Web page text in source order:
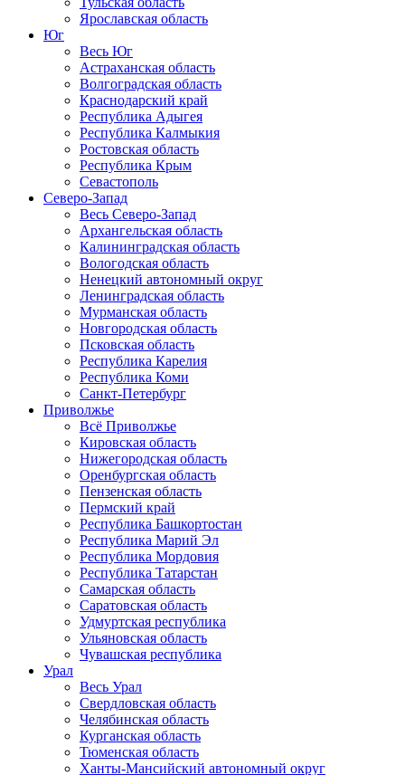
Ярославская область
Юг
Весь Юг
Астраханская область
Волгоградская область
Краснодарский край
Республика Адыгея
Республика Калмыкия
Ростовская область
Республика Крым
Севастополь
Северо-Запад
Весь Северо-Запад
Архангельская область
Калининградская область
Вологодская область
Ненецкий автономный округ
Ленинградская область
Мурманская область
Новгородская область
Псковская область
Республика Карелия
Республика Коми
Санкт-Петербург
Приволжье
Всё Приволжье
Кировская область
Нижегородская область
Оренбургская область
Пензенская область
Пермский край
Республика Башкортостан
Республика Марий Эл
Республика Мордовия
Республика Татарстан
Самарская область
Саратовская область
Удмуртская республика
Ульяновская область
Чувашская республика
Урал
Весь Урал
Свердловская область
Челябинская область
Курганская область
Тюменская область
Ханты-Мансийский автономный округ